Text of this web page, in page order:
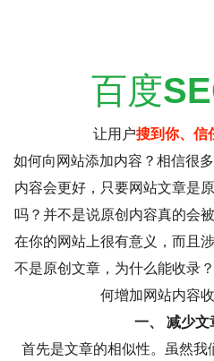
百度
让用户搜到你、信
如何向网站添加内容？相信很
内容会更好，只要网站文章是
吗？并不是说原创内容真的会
在你的网站上很有意义，而且
不是原创文章，为什么能收录
何增加网站内容
一、 减少文
首先是文章的相似性。虽然我